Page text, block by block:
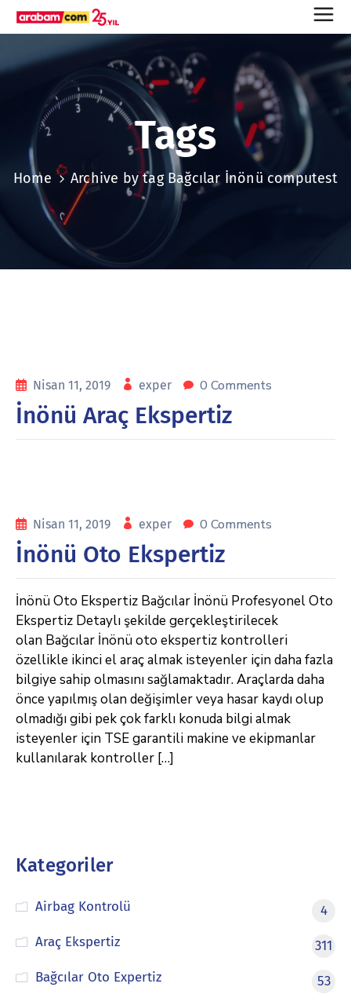
Tags
Home Archive by tag Bağcılar İnönü computest
Nisan 11, 2019 exper 0 Comments
İnönü Araç Ekspertiz
Nisan 11, 2019 exper 0 Comments
İnönü Oto Ekspertiz
İnönü Oto Ekspertiz Bağcılar İnönü Profesyonel Oto
Ekspertiz Detaylı şekilde gerçekleştirilecek
olan Bağcılar İnönü oto ekspertiz kontrolleri
özellikle ikinci el araç almak isteyenler için daha fazla
bilgiye sahip olmasını sağlamaktadır. Araçlarda daha
önce yapılmış olan değişimler veya hasar kaydı olup
olmadığı gibi pek çok farklı konuda bilgi almak
isteyenler için TSE garantili makine ve ekipmanlar
kullanılarak kontroller […]
Kategoriler
Airbag Kontrolü
4
Araç Ekspertiz
311
Bağcılar Oto Expertiz
53